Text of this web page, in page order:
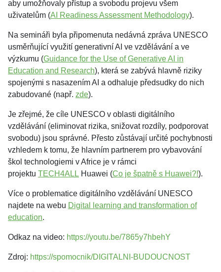
aby umožňovaly přístup a svobodu projevu všem
uživatelům (AI Readiness Assessment Methodology).
Na semináři byla připomenuta nedávná zpráva UNESCO
usměrňující využití generativní AI ve vzdělávání a ve
výzkumu (Guidance for the Use of Generative AI in
Education and Research), která se zabývá hlavně riziky
spojenými s nasazením AI a odhaluje předsudky do nich
zabudované (např. zde).
Je zřejmé, že cíle UNESCO v oblasti digitálního
vzdělávání (eliminovat rizika, snižovat rozdíly, podporovat
svobodu) jsou správné. Přesto zůstávají určité pochybnosti
vzhledem k tomu, že hlavním partnerem pro vybavování
škol technologiemi v Africe je v rámci
projektu TECH4ALL Huawei (Co je špatně s Huawei?!).
Více o problematice digitálního vzdělávání UNESCO
najdete na webu Digital learning and transformation of
education.
Odkaz na video: https://youtu.be/7865y7hbehY
Zdroj: https://spomocnik/DIGITALNI-BUDOUCNOST